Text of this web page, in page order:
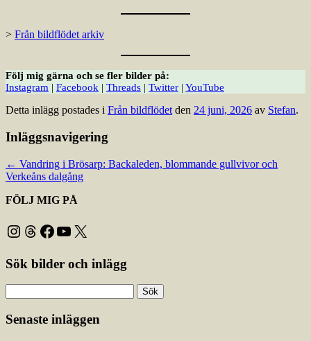
> Från bildflödet arkiv
Följ mig gärna och se fler bilder på:
Instagram | Facebook | Threads | Twitter | YouTube
Detta inlägg postades i Från bildflödet den 24 juni, 2026 av Stefan.
Inläggsnavigering
← Vandring i Brösarp: Backaleden, blommande gullvivor och
Verkeåns dalgång
FÖLJ MIG PÅ
Instagram
Threads
Facebook
YouTube
X
Sök bilder och inlägg
efter:
Senaste inläggen